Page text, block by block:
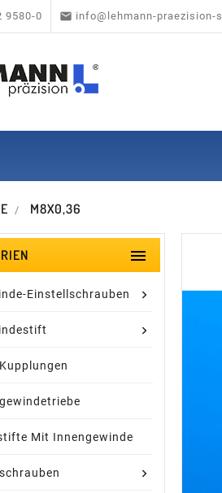
9580-0  info@lehmann-praezision-
M8X0,36

Einstellschrauben
Mit Innengewinde